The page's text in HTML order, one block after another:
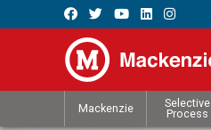
Mackenzie
Selective
Process